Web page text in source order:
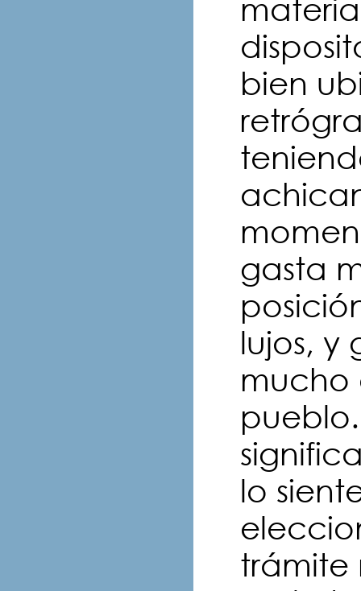
bien
gasta
lujos, y
mucho
lo
trámite